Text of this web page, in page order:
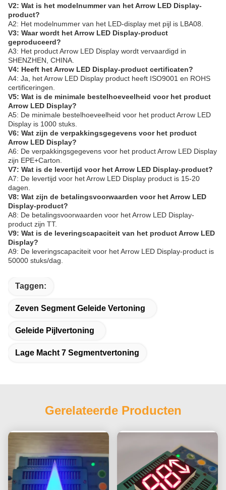
V2: Wat is het modelnummer van het Arrow LED Display-
product?
A2: Het modelnummer van het LED-display met pijl is LBA08.
V3: Waar wordt het Arrow LED Display-product
geproduceerd?
A3: Het product Arrow LED Display wordt vervaardigd in
SHENZHEN, CHINA.
V4: Heeft het Arrow LED Display-product certificaten?
A4: Ja, het Arrow LED Display product heeft ISO9001 en ROHS
certificeringen.
V5: Wat is de minimale bestelhoeveelheid voor het product
Arrow LED Display?
A5: De minimale bestelhoeveelheid voor het product Arrow LED
Display is 1000 stuks.
V6: Wat zijn de verpakkingsgegevens voor het product
Arrow LED Display?
A6: De verpakkingsgegevens voor het product Arrow LED Display
zijn EPE+Carton.
V7: Wat is de levertijd voor het Arrow LED Display-product?
A7: De levertijd voor het Arrow LED Display product is 15-20
dagen.
V8: Wat zijn de betalingsvoorwaarden voor het Arrow LED
Display-product?
A8: De betalingsvoorwaarden voor het Arrow LED Display-
product zijn TT.
V9: Wat is de leveringscapaciteit van het product Arrow LED
Display?
A9: De leveringscapaciteit voor het Arrow LED Display-product is
50000 stuks/dag.
Taggen:
Zeven Segment Geleide Vertoning
Geleide Pijlvertoning
Lage Macht 7 Segmentvertoning
Gerelateerde Producten